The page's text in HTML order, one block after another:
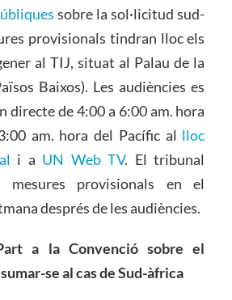
sobre la sol·licitud sud-
provisionals tindran lloc els
al TIJ, situat al Palau de la
Baixos). Les audiències es
directe de 4:00 a 6:00 am. hora
am. hora del Pacífic al lloc
i a UN Web TV. El tribunal
mesures provisionals en el
després de les audiències.
a la Convenció sobre el
se al cas de Sud-àfrica